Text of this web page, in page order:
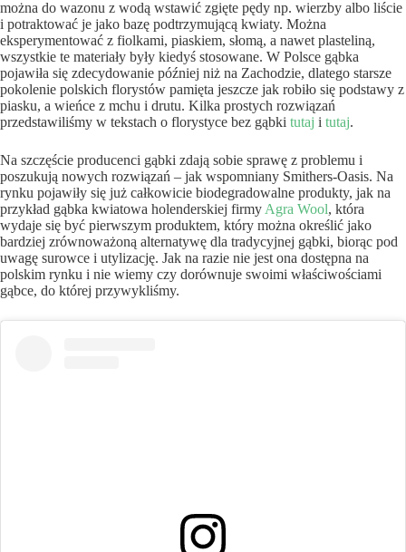
można do wazonu z wodą wstawić zgięte pędy np. wierzby albo liście
i potraktować je jako bazę podtrzymującą kwiaty. Można
eksperymentować z fiolkami, piaskiem, słomą, a nawet plasteliną,
wszystkie te materiały były kiedyś stosowane. W Polsce gąbka
pojawiła się zdecydowanie później niż na Zachodzie, dlatego starsze
pokolenie polskich florystów pamięta jeszcze jak robiło się podstawy z
piasku, a wieńce z mchu i drutu. Kilka prostych rozwiązań
przedstawiliśmy w tekstach o florystyce bez gąbki tutaj i tutaj.
Na szczęście producenci gąbki zdają sobie sprawę z problemu i
poszukują nowych rozwiązań – jak wspomniany Smithers-Oasis. Na
rynku pojawiły się już całkowicie biodegradowalne produkty, jak na
przykład gąbka kwiatowa holenderskiej firmy Agra Wool, która
wydaje się być pierwszym produktem, który można określić jako
bardziej zrównoważoną alternatywę dla tradycyjnej gąbki, biorąc pod
uwagę surowce i utylizację. Jak na razie nie jest ona dostępna na
polskim rynku i nie wiemy czy dorównuje swoimi właściwościami
gąbce, do której przywykliśmy.